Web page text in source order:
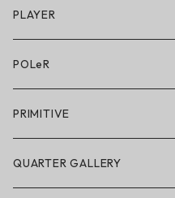
キッズシューズ
シューズ
アクセサリー・小物
PLAYER
POLeR
POLeR × GRIZZLY
POLeR × LAKAI
PRIMITIVE
アパレル
QUARTER GALLERY